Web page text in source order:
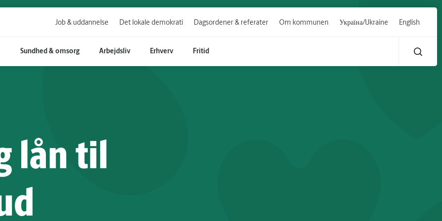
Job & uddannelse Det lokale demokrati Dagsordener & referater Om kommunen Україна/Ukraine English
Sundhed & omsorg Arbejdsliv Erhverv Fritid
lån til